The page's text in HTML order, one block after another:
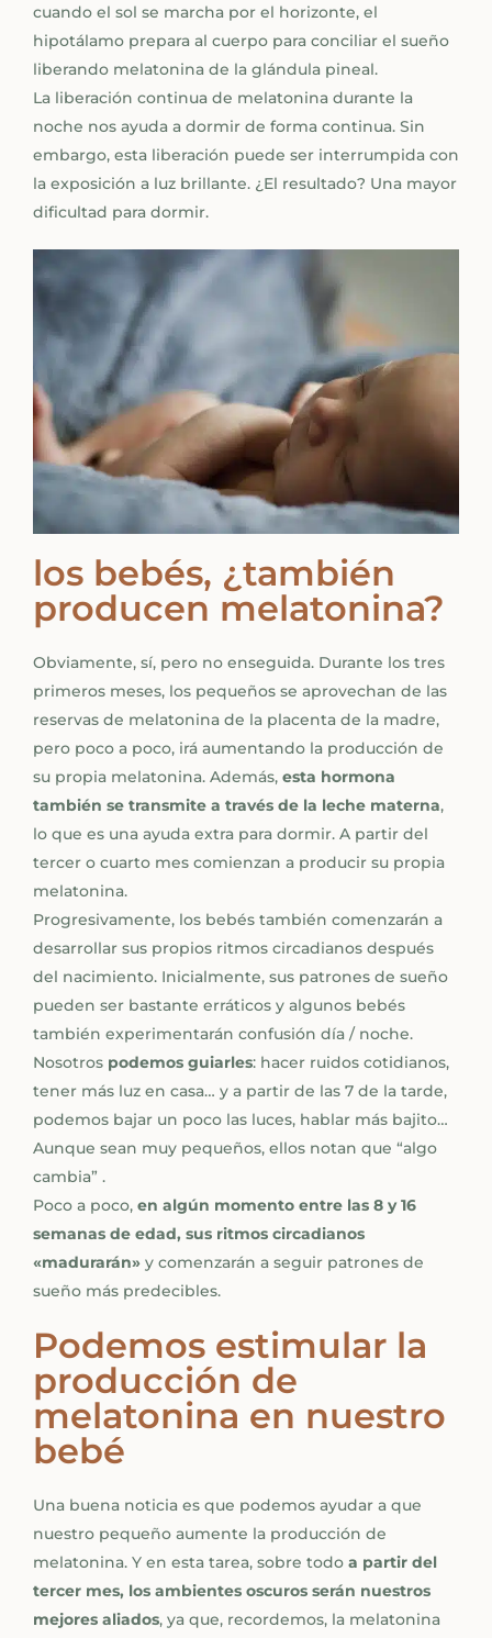
cuando el sol se marcha por el horizonte, el
hipotálamo prepara al cuerpo para conciliar el sueño
liberando melatonina de la glándula pineal.
La liberación continua de melatonina durante la
noche nos ayuda a dormir de forma continua. Sin
embargo, esta liberación puede ser interrumpida con
la exposición a luz brillante. ¿El resultado? Una mayor
dificultad para dormir.
los bebés, ¿también
producen melatonina?
Obviamente, sí, pero no enseguida. Durante los tres
primeros meses, los pequeños se aprovechan de las
reservas de melatonina de la placenta de la madre,
pero poco a poco, irá aumentando la producción de
su propia melatonina. Además, esta hormona
también se transmite a través de la leche materna,
lo que es una ayuda extra para dormir. A partir del
tercer o cuarto mes comienzan a producir su propia
melatonina.
Progresivamente, los bebés también comenzarán a
desarrollar sus propios ritmos circadianos después
del nacimiento. Inicialmente, sus patrones de sueño
pueden ser bastante erráticos y algunos bebés
también experimentarán confusión día / noche.
Nosotros podemos guiarles: hacer ruidos cotidianos,
tener más luz en casa… y a partir de las 7 de la tarde,
podemos bajar un poco las luces, hablar más bajito…
Aunque sean muy pequeños, ellos notan que “algo
cambia” .
Poco a poco, en algún momento entre las 8 y 16
semanas de edad, sus ritmos circadianos
«madurarán» y comenzarán a seguir patrones de
sueño más predecibles.
Podemos estimular la
producción de
melatonina en nuestro
bebé
Una buena noticia es que podemos ayudar a que
nuestro pequeño aumente la producción de
melatonina. Y en esta tarea, sobre todo a partir del
tercer mes, los ambientes oscuros serán nuestros
mejores aliados, ya que, recordemos, la melatonina